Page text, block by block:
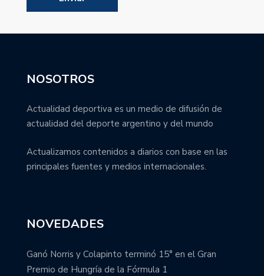
NOSOTROS
Actualidad deportiva es un medio de difusión de
actualidad del deporte argentino y del mundo
Actualizamos contenidos a diarios con base en las
principales fuentes y medios internacionales.
NOVEDADES
Ganó Norris y Colapinto terminó 15° en el Gran
Premio de Hungría de la Fórmula 1